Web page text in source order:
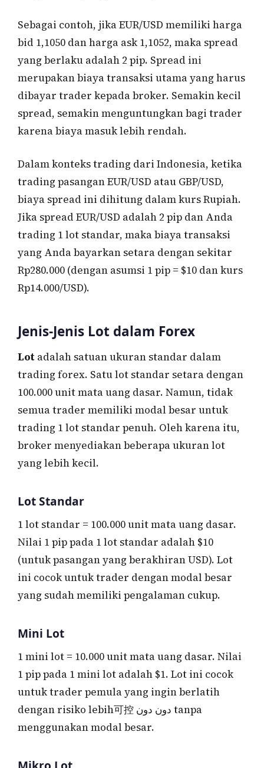
Sebagai contoh, jika EUR/USD memiliki harga
bid 1,1050 dan harga ask 1,1052, maka spread
yang berlaku adalah 2 pip. Spread ini
merupakan biaya transaksi utama yang harus
dibayar trader kepada broker. Semakin kecil
spread, semakin menguntungkan bagi trader
karena biaya masuk lebih rendah.
Dalam konteks trading dari Indonesia, ketika
trading pasangan EUR/USD atau GBP/USD,
biaya spread ini dihitung dalam kurs Rupiah.
Jika spread EUR/USD adalah 2 pip dan Anda
trading 1 lot standar, maka biaya transaksi
yang Anda bayarkan setara dengan sekitar
Rp280.000 (dengan asumsi 1 pip = $10 dan kurs
Rp14.000/USD).
Jenis-Jenis Lot dalam Forex
Lot adalah satuan ukuran standar dalam
trading forex. Satu lot standar setara dengan
100.000 unit mata uang dasar. Namun, tidak
semua trader memiliki modal besar untuk
trading 1 lot standar penuh. Oleh karena itu,
broker menyediakan beberapa ukuran lot
yang lebih kecil.
Lot Standar
1 lot standar = 100.000 unit mata uang dasar.
Nilai 1 pip pada 1 lot standar adalah $10
(untuk pasangan yang berakhiran USD). Lot
ini cocok untuk trader dengan modal besar
yang sudah memiliki pengalaman cukup.
Mini Lot
1 mini lot = 10.000 unit mata uang dasar. Nilai
1 pip pada 1 mini lot adalah $1. Lot ini cocok
untuk trader pemula yang ingin berlatih
dengan risiko lebih可控 دون دون tanpa
menggunakan modal besar.